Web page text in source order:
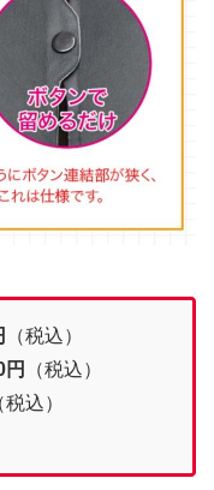
（税込）
円
（税込）
税込）